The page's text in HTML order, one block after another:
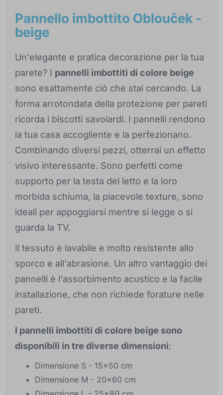
Pannello imbottito Oblouček -
beige
Un'elegante e pratica decorazione per la tua
parete? I pannelli imbottiti di colore beige
sono esattamente ciò che stai cercando. La
forma arrotondata della protezione per pareti
ricorda i biscotti savoiardi. I pannelli rendono
la tua casa accogliente e la perfezionano.
Combinando diversi pezzi, otterrai un effetto
visivo interessante. Sono perfetti come
supporto per la testa del letto e la loro
morbida schiuma, la piacevole texture, sono
ideali per appoggiarsi mentre si legge o si
guarda la TV.
Il tessuto è lavabile e molto resistente allo
sporco e all'abrasione. Un altro vantaggio dei
pannelli è l'assorbimento acustico e la facile
installazione, che non richiede forature nelle
pareti.
I pannelli imbottiti di colore beige sono
disponibili in tre diverse dimensioni:
Dimensione S - 15x50 cm
Dimensione M - 20x60 cm